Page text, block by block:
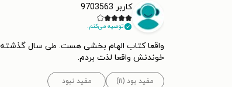
کاربر 9703563
توصیه می‌کنم.
واقعا کتاب الهام بخشی هست. طی سال گذشته به
خوندنش واقعا لذت بردم.
مفید بود (۱۱) مفید نبود